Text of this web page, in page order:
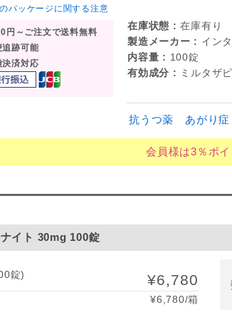
パッケージに関する注意
円～ご注文で送料無料
追跡可能
決済対応
在庫状態 :在庫有り
製造メーカー : イン
内容量 : 100錠
有効成分 : ミルタザ
抗うつ薬 あがり症
会員様は3％ポイ
ナイト 30mg 100錠
錠) ¥6,780
¥6,780/箱